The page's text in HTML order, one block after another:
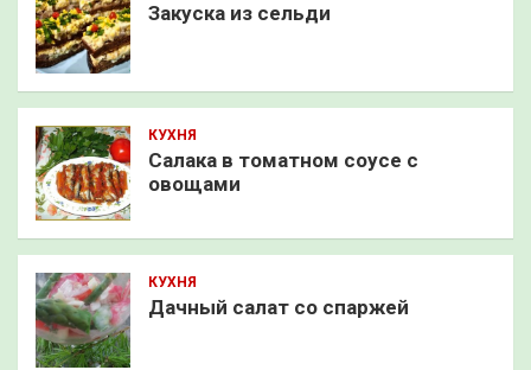
Закуска из сельди
КУХНЯ
Салака в томатном соусе с
овощами
КУХНЯ
Дачный салат со спаржей